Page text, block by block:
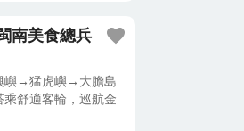
南美食總兵
嶼→猛虎嶼→大膽島
舒適客輪，巡航金